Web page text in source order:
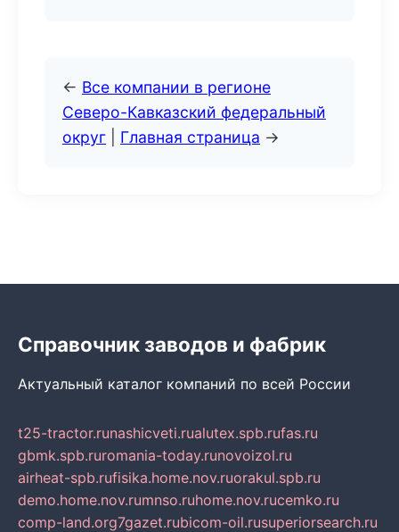
← Все компании в регионе
Северо-Кавказский федеральный
округ
Главная страница →
Справочник заводов и фабрик
Актуальный каталог компаний по всей России
t25-tractor.runashicveti.rualutex.spb.rufas.ru
gbmk.spb.ruromania-today.runovoizol.ru
airheat-spb.rufisika.home.nov.ruorakul.spb.ru
demo.home.nov.rumnso.ruhome.nov.rucemko.ru
comp-land.org7gazet.rubicom-oil.rusuperiorsearch.ru